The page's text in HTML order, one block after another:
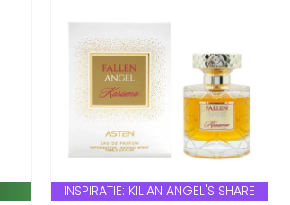
INSPIRATIE: KILIAN ANGEL'S SHARE